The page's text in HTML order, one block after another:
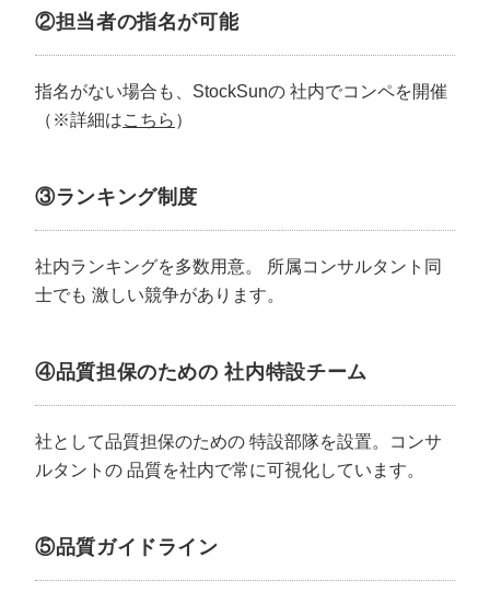
②担当者の指名が可能
指名がない場合も、StockSunの 社内でコンペを開催
（※詳細はこちら ）
③ランキング制度
社内ランキングを多数用意。
所属コンサルタント同
士でも 激しい競争があります。
④品質担保のための 社内特設チーム
社として品質担保のための 特設部隊を設置。コンサ
ルタントの 品質を社内で常に可視化しています。
⑤品質ガイドライン